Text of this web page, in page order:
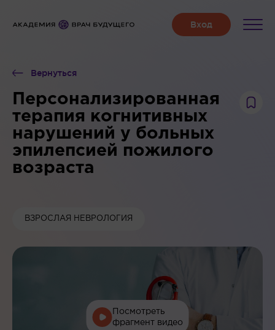
Вернуться
Персонализированная
терапия когнитивных
нарушений у больных
эпилепсией пожилого
возраста
ВЗРОСЛАЯ НЕВРОЛОГИЯ
Посмотреть
фрагмент видео